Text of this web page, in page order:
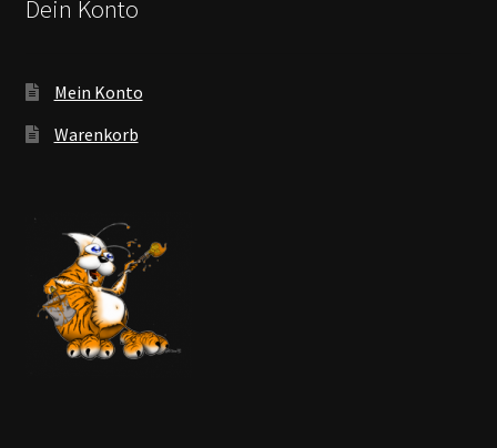
Dein Konto
Mein Konto
Warenkorb